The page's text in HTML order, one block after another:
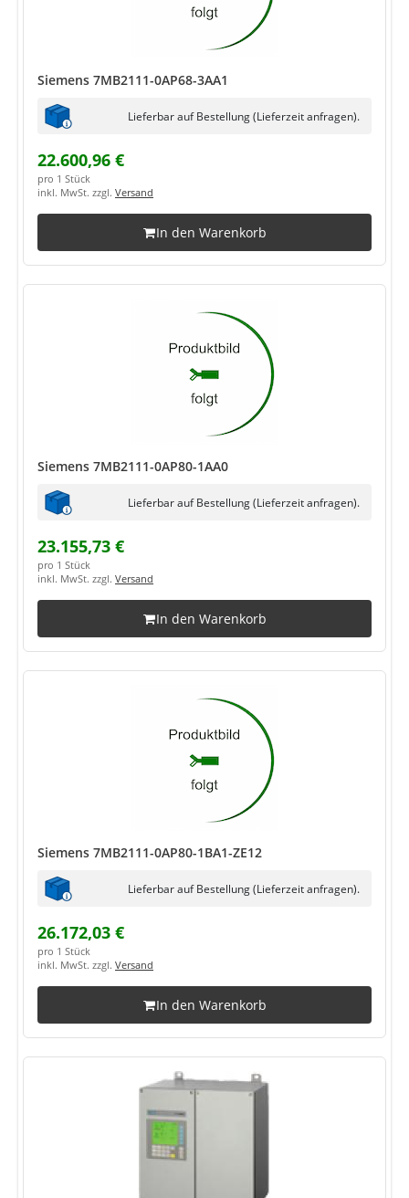
Siemens 7MB2111-0AP68-3AA1
Lieferbar auf Bestellung (Lieferzeit anfragen).
22.600,96 €
pro 1 Stück
inkl. MwSt. zzgl. Versand
In den Warenkorb
Siemens 7MB2111-0AP80-1AA0
Lieferbar auf Bestellung (Lieferzeit anfragen).
23.155,73 €
pro 1 Stück
inkl. MwSt. zzgl. Versand
In den Warenkorb
Siemens 7MB2111-0AP80-1BA1-ZE12
Lieferbar auf Bestellung (Lieferzeit anfragen).
26.172,03 €
pro 1 Stück
inkl. MwSt. zzgl. Versand
In den Warenkorb